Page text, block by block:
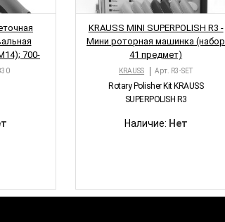
700-
KRAUSS MINI SUPERPOLISH R3 -
Мини роторная машинка (набор
41 предмет)
Арт. R3-SET
KRAUSS
Rotary Polisher Kit KRAUSS
SUPERPOLISH R3
Наличие: Нет